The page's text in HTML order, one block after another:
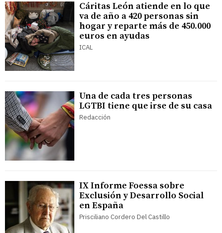
Cáritas León atiende en lo que
va de año a 420 personas sin
hogar y reparte más de 450.000
euros en ayudas
ICAL
Una de cada tres personas
LGTBI tiene que irse de su casa
Redacción
IX Informe Foessa sobre
Exclusión y Desarrollo Social
en España
Prisciliano Cordero Del Castillo